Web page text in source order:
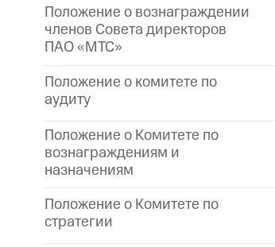
Положение о вознаграждении
членов Совета директоров
ПАО «МТС»
Положение о комитете по
аудиту
Положение о Комитете по
вознаграждениям и
назначениям
Положение о Комитете по
стратегии